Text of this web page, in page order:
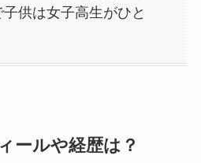
供は女子高生がひと
ールや経歴は？